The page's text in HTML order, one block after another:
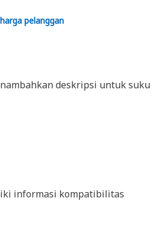
pelanggan
deskripsi untuk suku
informasi kompatibilitas